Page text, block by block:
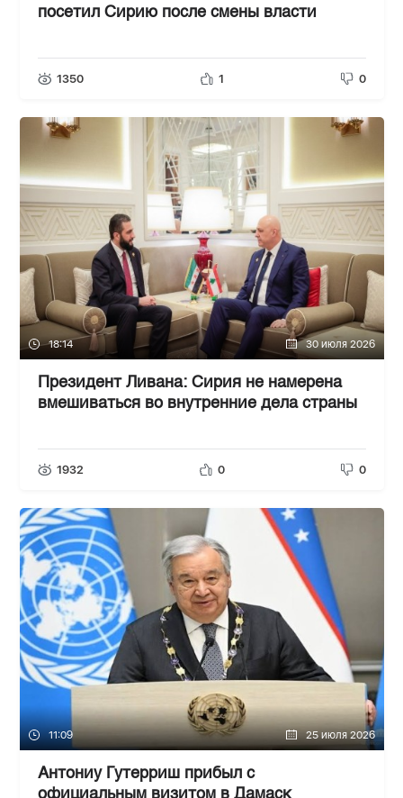
посетил Сирию после смены власти
1350 1 0
18:14 30 июля 2026
Президент Ливана: Сирия не намерена
вмешиваться во внутренние дела страны
1932 0 0
11:09 25 июля 2026
Антониу Гутерриш прибыл с
официальным визитом в Дамаск